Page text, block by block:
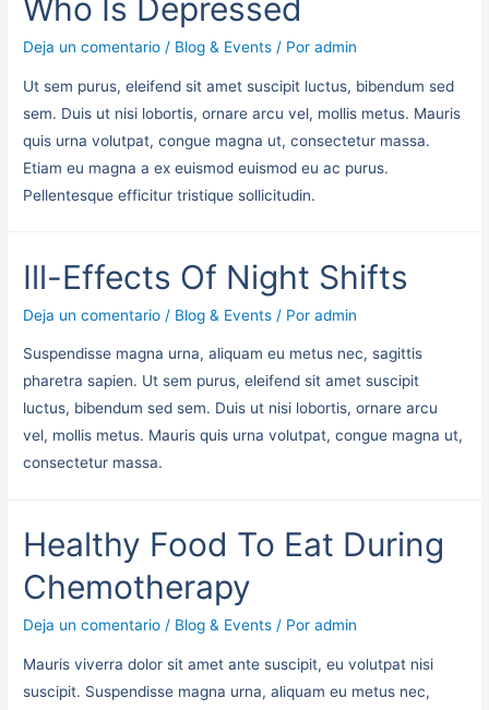
Who Is Depressed
Deja un comentario / Blog & Events / Poradmin
Ut sem purus, eleifend sit amet suscipit luctus, bibendum sed
sem. Duis ut nisi lobortis, ornare arcu vel, mollis metus. Mauris
quis urna volutpat, congue magna ut, consectetur massa.
Etiam eu magna a ex euismod euismod eu ac purus.
Pellentesque efficitur tristique sollicitudin.
Ill-Effects Of Night Shifts
Deja un comentario / Blog & Events / Poradmin
Suspendisse magna urna, aliquam eu metus nec, sagittis
pharetra sapien. Ut sem purus, eleifend sit amet suscipit
luctus, bibendum sed sem. Duis ut nisi lobortis, ornare arcu
vel, mollis metus. Mauris quis urna volutpat, congue magna ut,
consectetur massa.
Healthy Food To Eat During
Chemotherapy
Deja un comentario / Blog & Events / Poradmin
Mauris viverra dolor sit amet ante suscipit, eu volutpat nisi
suscipit. Suspendisse magna urna, aliquam eu metus nec,